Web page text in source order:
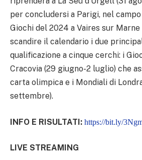
per concludersi a Parigi, nel
Giochi del 2024 a Vaires sur
scandire il calendario i due
qualificazione a cinque cerchi: i
Cracovia (29 giugno-2 luglio) che
carta olimpica e i Mondiali di
settembre).
INFO E RISULTATI: https://bit.ly/
LIVE STREAMING